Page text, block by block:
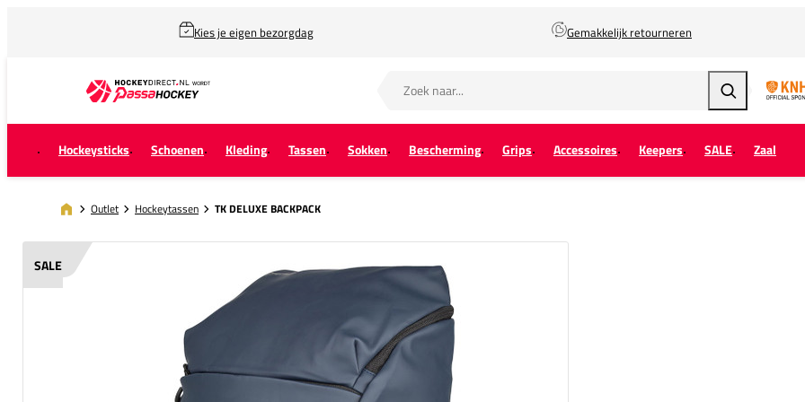
Kies je eigen bezorgdag Gemakkelijk retourneren
Zoeken
Hockeysticks Schoenen Kleding Tassen Sokken Bescherming Grips Accessoires Keepers SALE Zaal
Outlet Hockeytassen TK DELUXE BACKPACK
SALE